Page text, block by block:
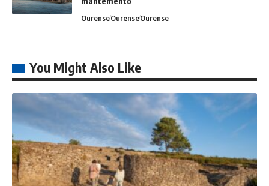
OurenseOurenseOurense
You Might Also Like